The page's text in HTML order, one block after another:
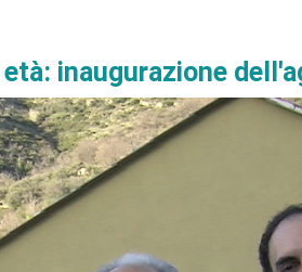
inaugurazione